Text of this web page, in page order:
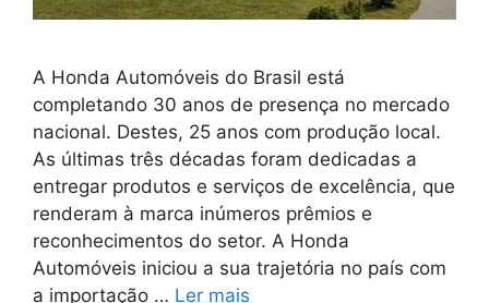
A Honda Automóveis do Brasil está
completando 30 anos de presença no mercado
nacional. Destes, 25 anos com produção local.
As últimas três décadas foram dedicadas a
entregar produtos e serviços de excelência, que
renderam à marca inúmeros prêmios e
reconhecimentos do setor. A Honda
Automóveis iniciou a sua trajetória no país com
a importação … Ler mais